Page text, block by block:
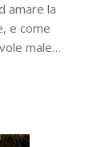
amare la
e come
male…